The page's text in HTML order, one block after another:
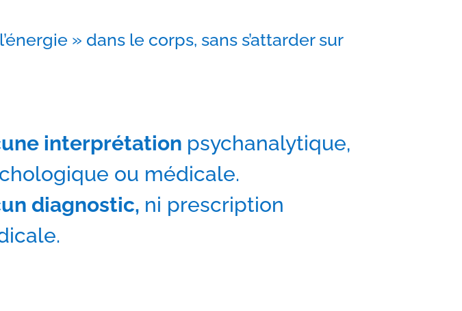
» dans le corps, sans s’attarder sur
interprétation psychanalytique,
ou médicale.
diagnostic, ni prescription